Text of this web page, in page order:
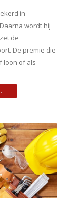
in
wordt hij
de
De premie die
loon of als